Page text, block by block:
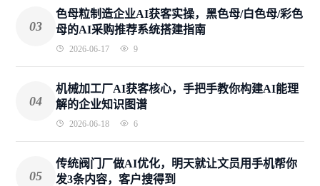
03
色母粒制造企业AI获客实操，黑色母/白色母/彩色
母的AI采购推荐系统搭建指南
2026-06-17 9
04
机械加工厂AI获客核心，手把手教你构建AI能理
解的企业知识图谱
2026-06-18 6
05
传统阀门厂做AI优化，明天就让文员用手机帮你
发3条内容，客户搜得到